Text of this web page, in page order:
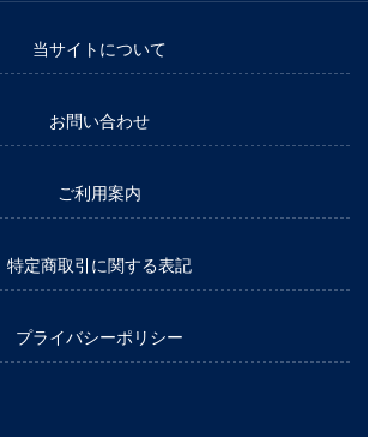
当サイトについて
お問い合わせ
ご利用案内
特定商取引に関する表記
プライバシーポリシー